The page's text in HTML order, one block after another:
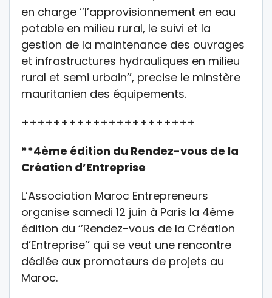
en charge ‘’l’approvisionnement en eau
potable en milieu rural, le suivi et la
gestion de la maintenance des ouvrages
et infrastructures hydrauliques en milieu
rural et semi urbain’’, precise le minstère
mauritanien des équipements.
++++++++++++++++++++++
**4ème édition du Rendez-vous de la
Création d’Entreprise
L’Association Maroc Entrepreneurs
organise samedi 12 juin à Paris la 4ème
édition du ‘’Rendez-vous de la Création
d’Entreprise’’ qui se veut une rencontre
dédiée aux promoteurs de projets au
Maroc.